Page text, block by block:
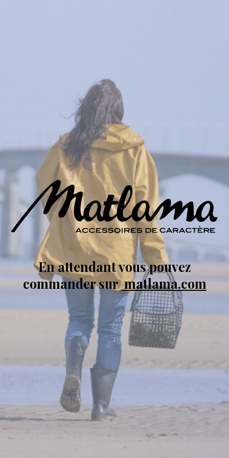
En attendant vous pouvez
commander surmatlama.com